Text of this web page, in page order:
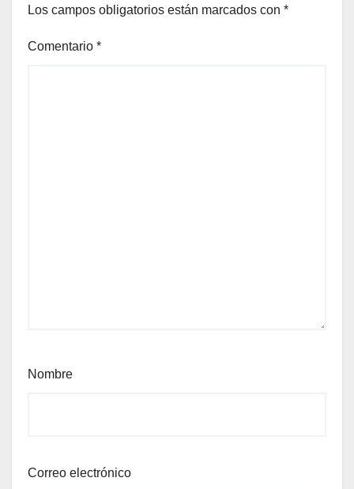
Los campos obligatorios están marcados con *
Comentario *
Nombre
Correo electrónico